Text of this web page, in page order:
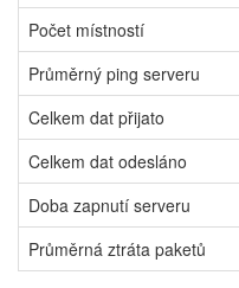
Počet místností
Průměrný ping serveru
Celkem dat přijato
Celkem dat odesláno
Doba zapnutí serveru
Průměrná ztráta paketů